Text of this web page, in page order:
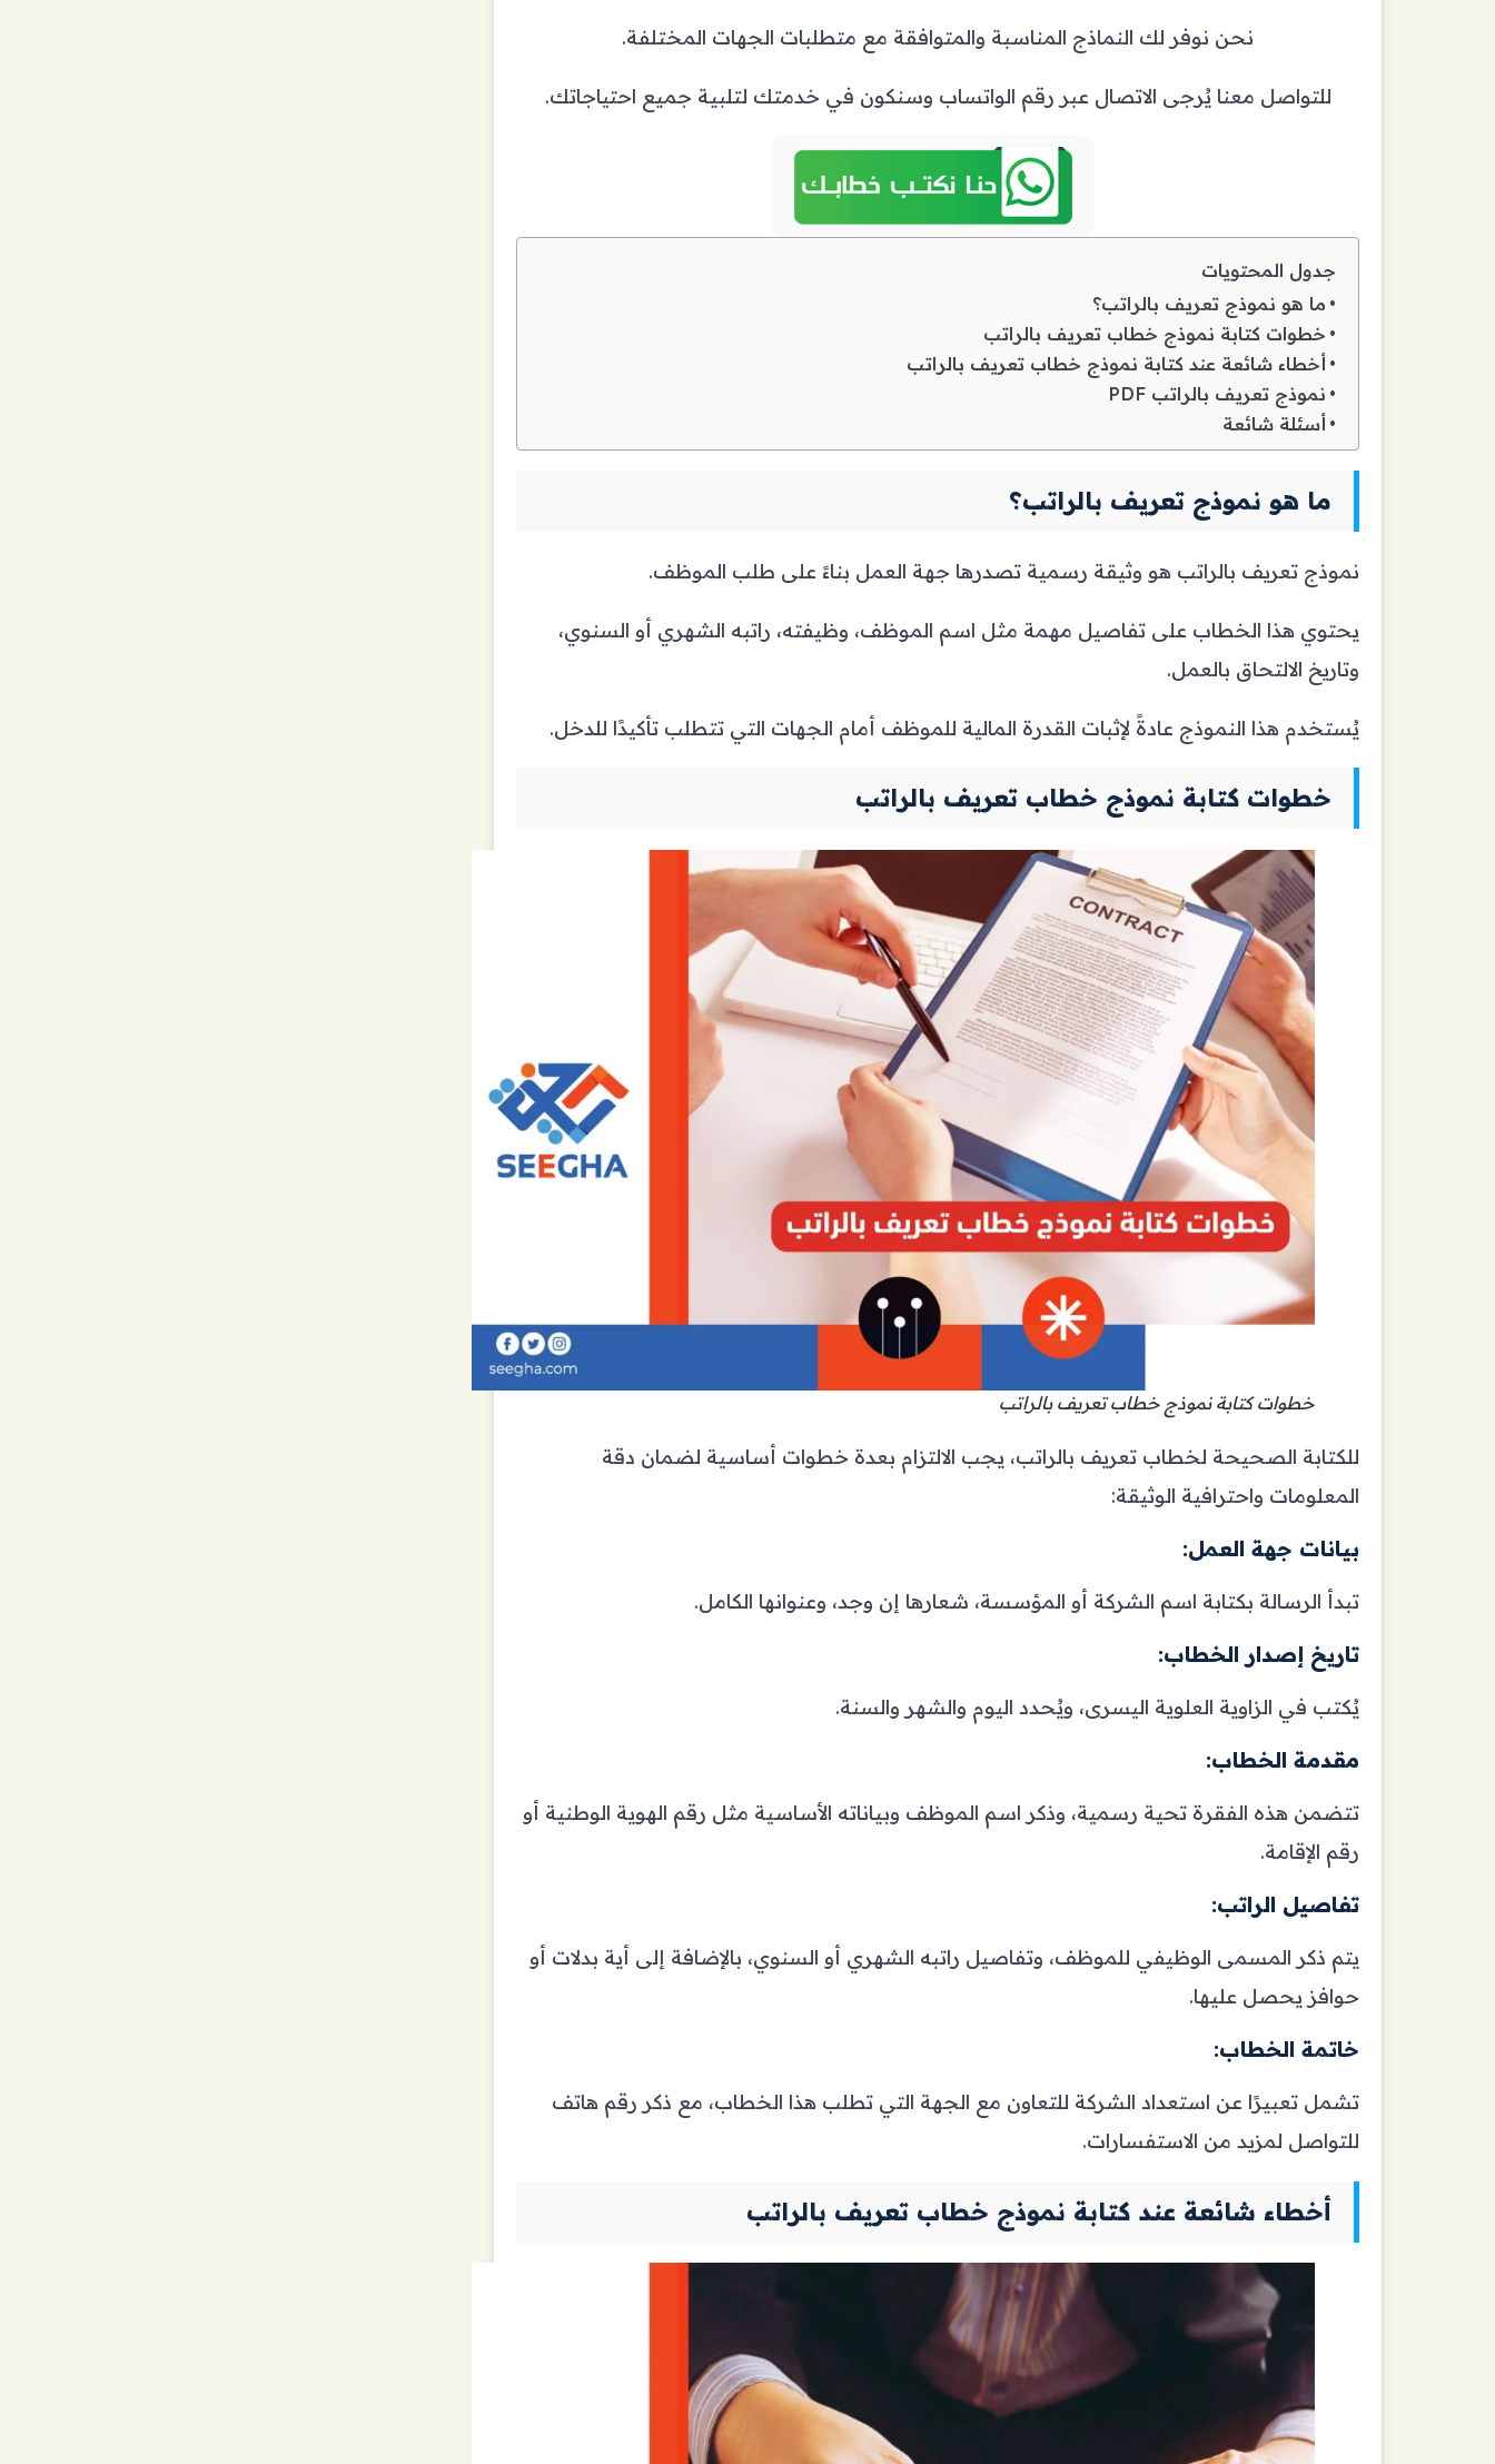
نحن نوفر لك النماذج المناسبة والمتوافقة مع متطلبات الجهات المختلفة.
للتواصل معنا يُرجى الاتصال عبر رقم الواتساب وسنكون في خدمتك لتلبية جميع احتياجاتك.
جدول المحتويات
ما هو نموذج تعريف بالراتب؟
خطوات كتابة نموذج خطاب تعريف بالراتب
أخطاء شائعة عند كتابة نموذج خطاب تعريف بالراتب
نموذج تعريف بالراتب PDF
أسئلة شائعة
ما هو نموذج تعريف بالراتب؟
نموذج تعريف بالراتب هو وثيقة رسمية تصدرها جهة العمل بناءً على طلب الموظف.
يحتوي هذا الخطاب على تفاصيل مهمة مثل اسم الموظف، وظيفته، راتبه الشهري أو السنوي،
وتاريخ الالتحاق بالعمل.
يُستخدم هذا النموذج عادةً لإثبات القدرة المالية للموظف أمام الجهات التي تتطلب تأكيدًا للدخل.
خطوات كتابة نموذج خطاب تعريف بالراتب
خطوات كتابة نموذج خطاب تعريف بالراتب
للكتابة الصحيحة لخطاب تعريف بالراتب، يجب الالتزام بعدة خطوات أساسية لضمان دقة
المعلومات واحترافية الوثيقة:
بيانات جهة العمل:
تبدأ الرسالة بكتابة اسم الشركة أو المؤسسة، شعارها إن وجد، وعنوانها الكامل.
تاريخ إصدار الخطاب:
يُكتب في الزاوية العلوية اليسرى، ويُحدد اليوم والشهر والسنة.
مقدمة الخطاب:
تتضمن هذه الفقرة تحية رسمية، وذكر اسم الموظف وبياناته الأساسية مثل رقم الهوية الوطنية أو
رقم الإقامة.
تفاصيل الراتب:
يتم ذكر المسمى الوظيفي للموظف، وتفاصيل راتبه الشهري أو السنوي، بالإضافة إلى أية بدلات أو
حوافز يحصل عليها.
خاتمة الخطاب:
تشمل تعبيرًا عن استعداد الشركة للتعاون مع الجهة التي تطلب هذا الخطاب، مع ذكر رقم هاتف
للتواصل لمزيد من الاستفسارات.
أخطاء شائعة عند كتابة نموذج خطاب تعريف بالراتب